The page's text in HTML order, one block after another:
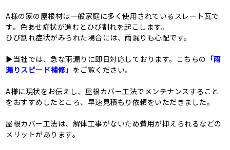
A様の家の屋根材は一般家庭に多く使用されているスレート瓦で
す。色あせ症状が進むとひび割れを起こします。
ひび割れ症状がみられた場合には、雨漏りも心配です。
▶当社では、急な雨漏りに即日対応しております。こちらの 「雨
漏りスピード補修」 をご覧ください。
A様に現状をお伝えし、屋根カバー工法でメンテナンスすること
をおすすめしたところ、早速見積もり依頼をいただきました。
屋根カバー工法は、解体工事がないため費用が抑えられるなどの
メリットがあります。